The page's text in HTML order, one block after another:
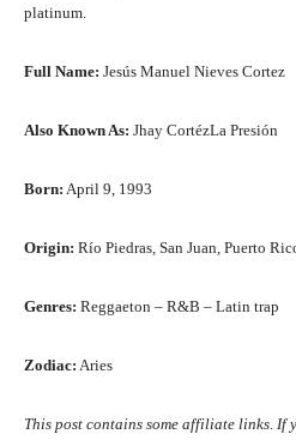
platinum.
Full Name: Jesús Manuel Nieves Cortez
Also Known As: Jhay CortézLa Presión
Born: April 9, 1993
Origin: Río Piedras, San Juan, Puerto
Genres: Reggaeton – R&B – Latin trap
Zodiac: Aries
This post contains some affiliate links. If